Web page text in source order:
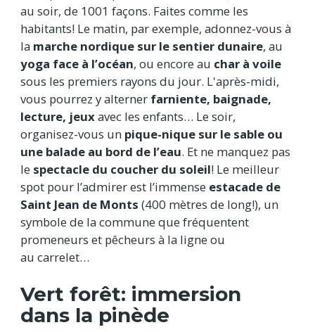
au soir, de 1001 façons. Faites comme les
habitants! Le matin, par exemple, adonnez-vous à
la marche nordique sur le sentier dunaire, au
yoga face à l’océan, ou encore au char à voile
sous les premiers rayons du jour. L'après-midi,
vous pourrez y alterner farniente, baignade,
lecture, jeuxavec les enfants… Le soir,
organisez-vous un pique-nique sur le sable ou
une balade au bord de l’eau. Et ne manquez pas
le spectacle du coucher du soleil! Le meilleur
spot pour l’admirer est l’immense estacade de
Saint Jean de Monts (400 mètres de long!), un
symbole de la commune que fréquentent
promeneurs et pêcheurs à la ligne ou
au carrelet…
Vert forêt: immersion
dans la pinède